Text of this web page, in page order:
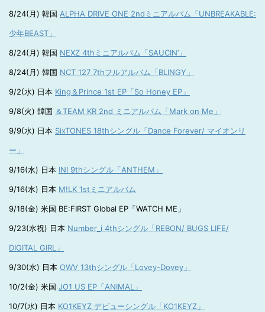
8/24(月) 韓国 ALPHA DRIVE ONE 2ndミニアルバム「UNBREAKABLE:
少年BEAST」
8/24(月) 韓国 NEXZ 4thミニアルバム「SAUCIN’」
8/24(月) 韓国 NCT 127 7thフルアルバム「BLINGY」
9/2(水) 日本 King＆Prince 1st EP「So Honey EP」
9/8(火) 韓国 ＆TEAM KR 2nd ミニアルバム「Mark on Me」
9/9(水) 日本 SixTONES 18thシングル「Dance Forever/ マイオンリ
ー」
9/16(水) 日本 INI 9thシングル「ANTHEM」
9/16(水) 日本 M!LK 1stミニアルバム
9/18(金) 米国 BE:FIRST Global EP「WATCH ME」
9/23(水祝) 日本 Number_i 4thシングル「REBON/ BUGS LIFE/
DIGITAL GIRL」
9/30(水) 日本 OWV 13thシングル「Lovey-Dovey」
10/2(金) 米国 JO1 US EP「ANIMAL」
10/7(水) 日本 KO1KEYZ デビューシングル「KO1KEYZ」